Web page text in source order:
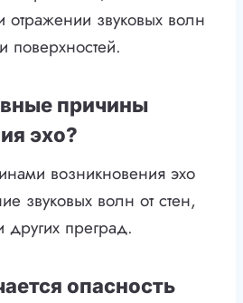
звуковых волн
поверхностей.
причины
эхо?
возникновения эхо
звуковых волн от стен,
других преград.
опасность